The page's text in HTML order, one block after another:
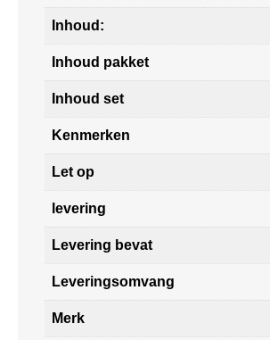
Inhoud:
Inhoud pakket
Inhoud set
Kenmerken
Let op
levering
Levering bevat
Leveringsomvang
Merk